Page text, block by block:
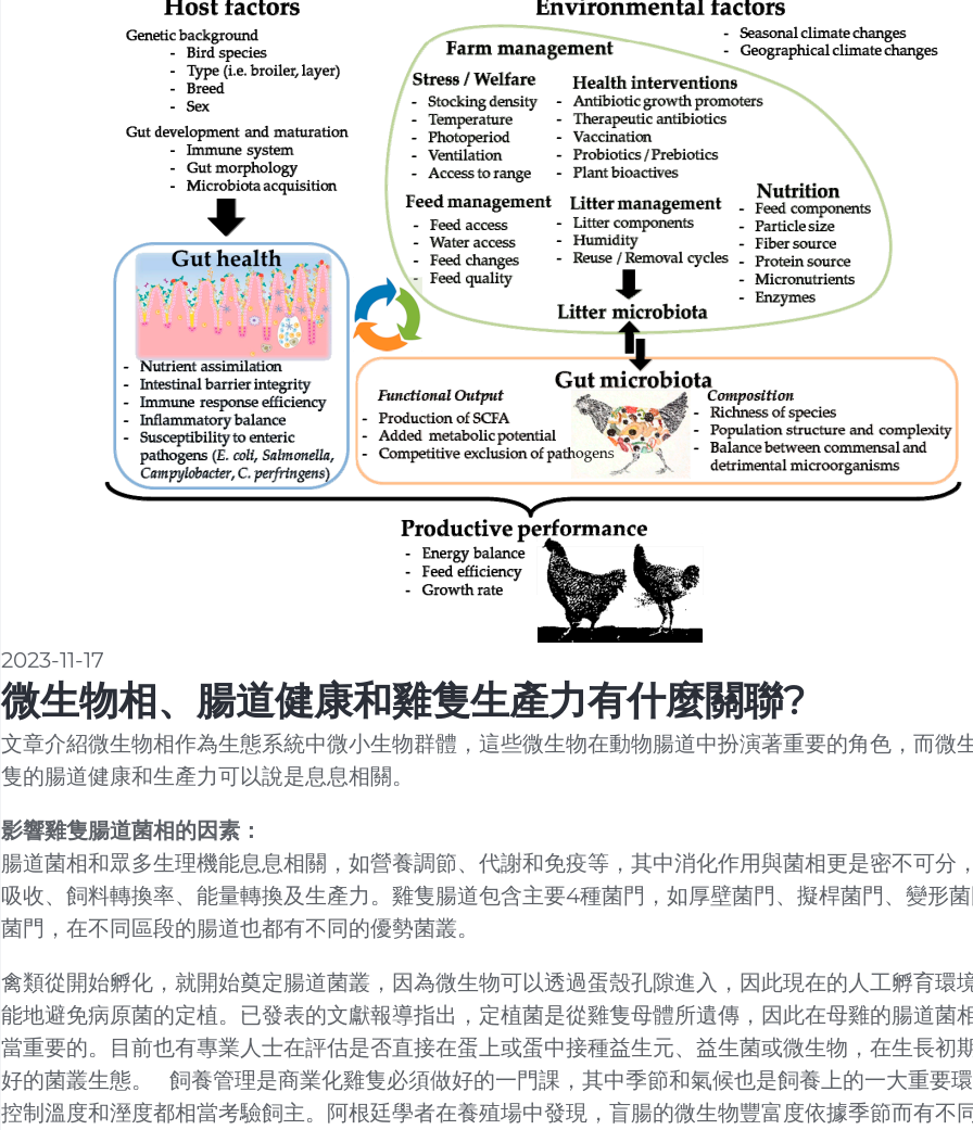
2023-11-17
微生物相、腸道健康和雞隻生產力有什麼關聯?
文章介紹微生物相作為生態系統中微小生物群體，這些微生物在動物腸道中扮演著重要的角色，而微
隻的腸道健康和生產力可以說是息息相關。
影響雞隻腸道菌相的因素：
腸道菌相和眾多生理機能息息相關，如營養調節、代謝和免疫等，其中消化作用與菌相更是密不可分
吸收、飼料轉換率、能量轉換及生產力。雞隻腸道包含主要4種菌門，如厚壁菌門、擬桿菌門、變形
菌門，在不同區段的腸道也都有不同的優勢菌叢。
禽類從開始孵化，就開始奠定腸道菌叢，因為微生物可以透過蛋殼孔隙進入，因此現在的人工孵育環
能地避免病原菌的定植。已發表的文獻報導指出，定植菌是從雞隻母體所遺傳，因此在母雞的腸道菌
當重要的。目前也有專業人士在評估是否直接在蛋上或蛋中接種益生元、益生菌或微生物，在生長初
好的菌叢生態。 飼養管理是商業化雞隻必須做好的一門課，其中季節和氣候也是飼養上的一大重要
控制溫度和溼度都相當考驗飼主。阿根廷學者在養殖場中發現，盲腸的微生物豐富度依據季節而有不